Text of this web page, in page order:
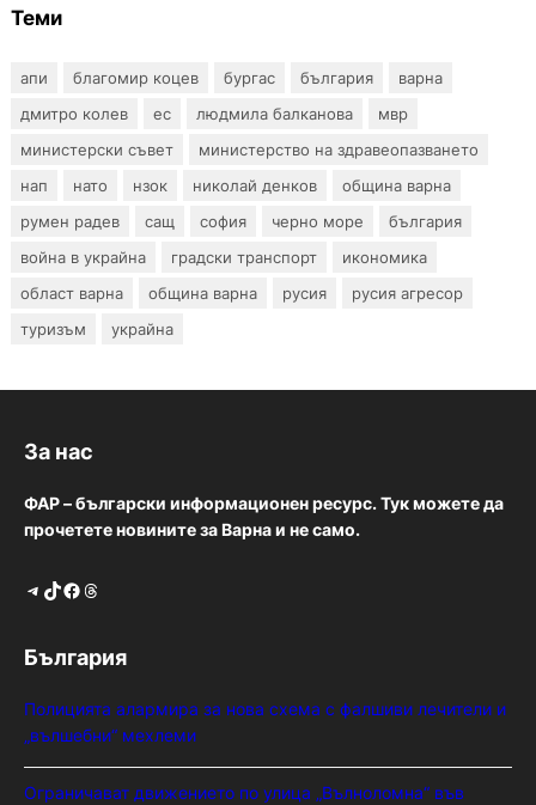
Теми
апи благомир коцев бургас българия
варна
дмитро колев
ес людмила балканова
мвр
министерски съвет
министерство на здравеопазването
нап
нато нзок николай денков
община варна
румен радев
сащ софия черно море
българия
война в украйна
градски транспорт
икономика
област варна
община варна русия
русия агресор
туризъм
украйна
За нас
ФАР – български информационен ресурс. Тук можете да
прочетете новините за Варна и не само.
Telegram TikTok Facebook Threads
България
Полицията алармира за нова схема с фалшиви лечители и
„вълшебни“ мехлеми
Ограничават движението по улица „Вълноломна“ във